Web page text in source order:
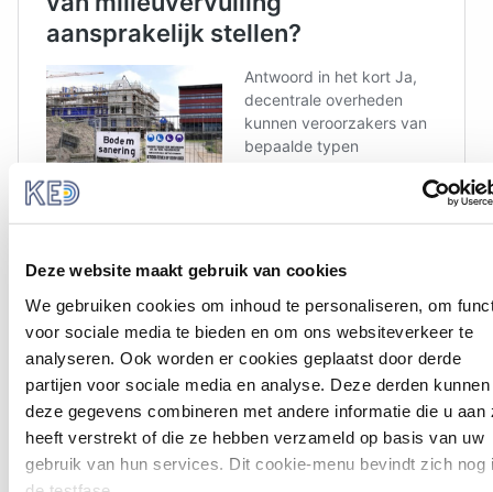
Deze website maakt gebruik van cookies
We gebruiken cookies om inhoud te personaliseren, om
voor sociale media te bieden en om ons websiteverkeer te
analyseren. Ook worden er cookies geplaatst door derde
partijen voor sociale media en analyse. Deze derden kunnen
deze gegevens combineren met andere informatie die u aan
heeft verstrekt of die ze hebben verzameld op basis van uw
gebruik van hun services. Dit cookie-menu bevindt zich nog
Bossen
Bossen en beboste gebieden zijn belangrijke
natuurgebieden voor de biodiversiteit en voor het
bestrijden van klimaatverandering. De vraag naar land,